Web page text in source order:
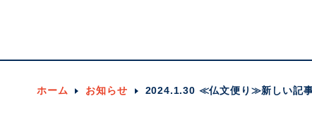
ホーム お知らせ 2024.1.30 ≪仏文便り≫新しい記事